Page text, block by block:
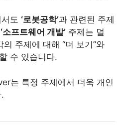
도 ‘로봇공학’과 관련된 주제
‘소프트웨어 개발’ 주제는 덜
주제에 대해 “더 보기”와
수 있습니다.
는 특정 주제에서 더욱 개인